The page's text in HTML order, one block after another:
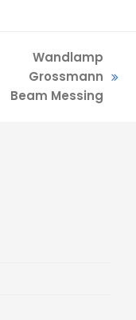
post:
Wandlamp
Grossmann
Beam Messing